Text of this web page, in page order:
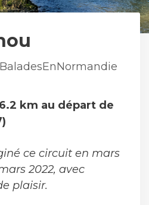
BaladesEnNormandie
km au départ de
ce circuit en mars
2022, avec
plaisir.